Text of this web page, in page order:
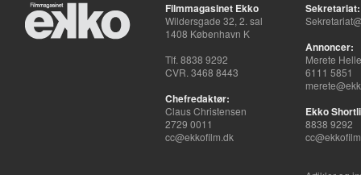
Filmmagasinet Ekko
Wildersgade 32, 2. sal
1408 København K
Tlf. 8838 9292
CVR. 3468 8443
Chefredaktør:
Claus Christensen
2729 0011
cc@ekkofilm.dk
Sekretariat:
Annoncer:
Merete
6111 5851
Ekko
8838 9292